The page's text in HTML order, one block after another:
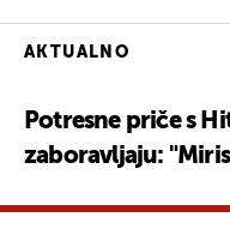
AKTUALNO
Potresne priče s
zaboravljaju: